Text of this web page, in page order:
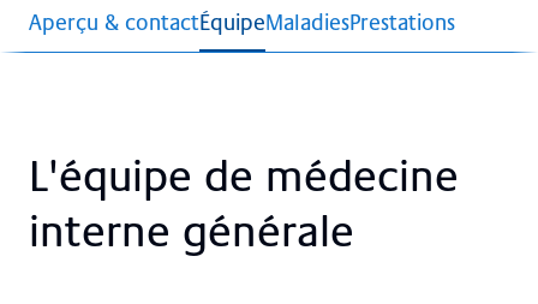
Aperçu & contactÉquipeMaladiesPrestations
L'équi­pe de mé­de­ci­ne
in­ter­ne gé­né­ra­le